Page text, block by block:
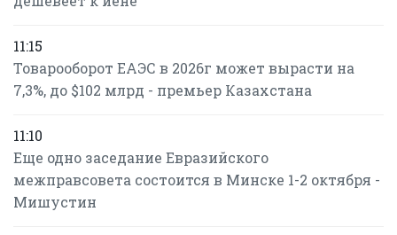
11:15
Товарооборот ЕАЭС в 2026г может вырасти на
7,3%, до $102 млрд - премьер Казахстана
11:10
Еще одно заседание Евразийского
межправсовета состоится в Минске 1-2 октября -
Мишустин